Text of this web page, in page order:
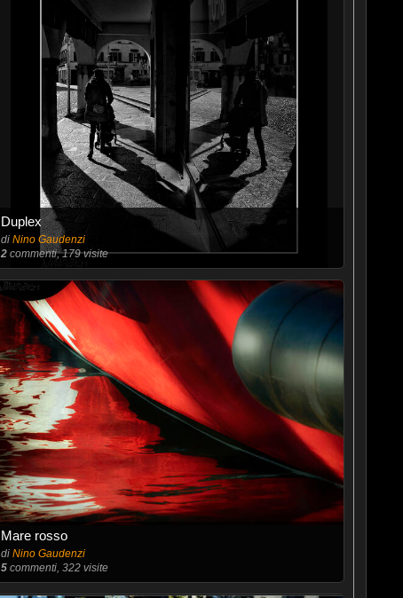
Duplex
diNino Gaudenzi
2 commenti, 179 visite
Mare rosso
diNino Gaudenzi
5 commenti, 322 visite